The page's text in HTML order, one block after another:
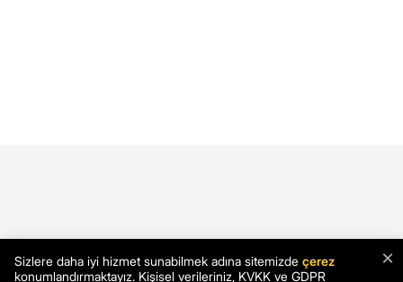
×
Sizlere daha iyi hizmet sunabilmek adına sitemizde çerez
konumlandırmaktayız. Kişisel verileriniz, KVKK ve GDPR